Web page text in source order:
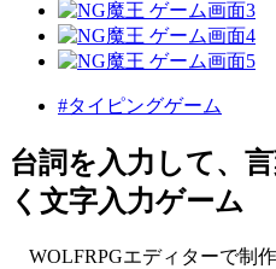
#タイピングゲーム
台詞を入力して、
く文字入力ゲーム
WOLFRPGエディターで制作